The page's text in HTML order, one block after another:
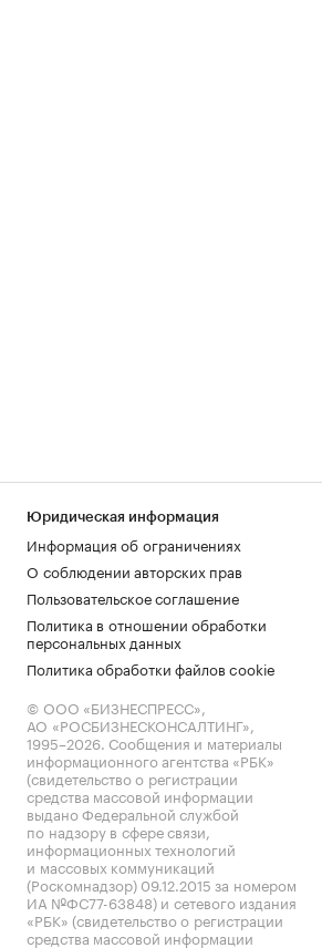
Юридическая информация
Информация об ограничениях
О соблюдении авторских прав
Пользовательское соглашение
Политика в отношении обработки
персональных данных
Политика обработки файлов cookie
© ООО «БИЗНЕСПРЕСС»,
АО «РОСБИЗНЕСКОНСАЛТИНГ»,
1995–2026. Сообщения и материалы
информационного агентства «РБК»
(свидетельство о регистрации
средства массовой информации
выдано Федеральной службой
по надзору в сфере связи,
информационных технологий
и массовых коммуникаций
(Роскомнадзор) 09.12.2015 за номером
ИА №ФС77-63848) и сетевого издания
«РБК» (свидетельство о регистрации
средства массовой информации